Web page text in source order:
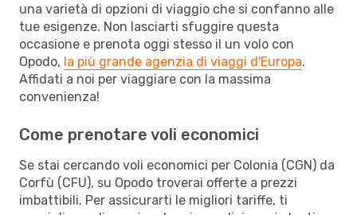
una varietà di opzioni di viaggio che si confanno alle
tue esigenze. Non lasciarti sfuggire questa
occasione e prenota oggi stesso il un volo con
Opodo, la più grande agenzia di viaggi d'Europa.
Affidati a noi per viaggiare con la massima
convenienza!
Come prenotare voli economici
Se stai cercando voli economici per Colonia (CGN) da
Corfù (CFU), su Opodo troverai offerte a prezzi
imbattibili. Per assicurarti le migliori tariffe, ti